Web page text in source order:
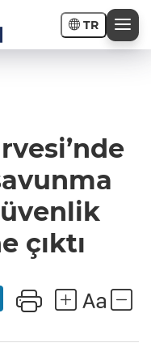
TR
çıktı